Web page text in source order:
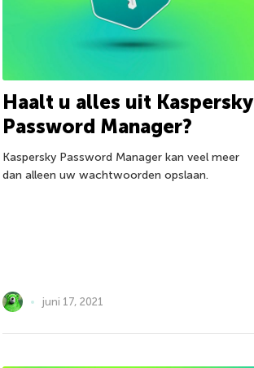
Haalt u alles uit Kaspersky
Password Manager?
Kaspersky Password Manager kan veel meer
dan alleen uw wachtwoorden opslaan.
juni 17, 2021